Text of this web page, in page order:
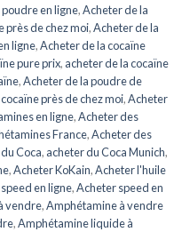
en ligne,Acheter de la
près de chez moi,Acheter de la
ligne,Acheter de la cocaïne
pure prix, acheter de la cocaïne
,Acheter de la poudre de
près de chez moi,Acheter
en ligne,Acheter des
France,Acheter des
Coca, acheter du Coca Munich,
,Acheter KoKain,Acheter l'huile
en ligne,Acheter speed en
vendre,Amphétamine à vendre
,Amphétamine liquide à